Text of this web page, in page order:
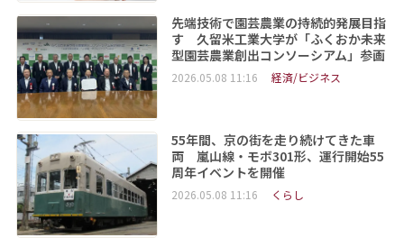
先端技術で園芸農業の持続的発展目指
す 久留米工業大学が「ふくおか未来
型園芸農業創出コンソーシアム」参画
2026.05.08 11:16 経済/ビジネス
55年間、京の街を走り続けてきた車
両 嵐山線・モボ301形、運行開始55
周年イベントを開催
2026.05.08 11:16 くらし